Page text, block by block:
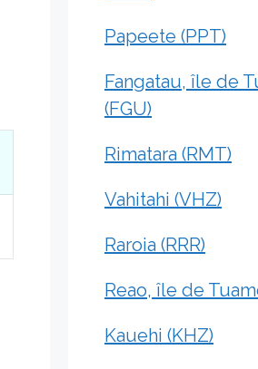
Papeete (PPT)
Fangatau, île de
(FGU)
Rimatara (RMT)
Vahitahi (VHZ)
Raroia (RRR)
Reao, île de
Kauehi (KHZ)